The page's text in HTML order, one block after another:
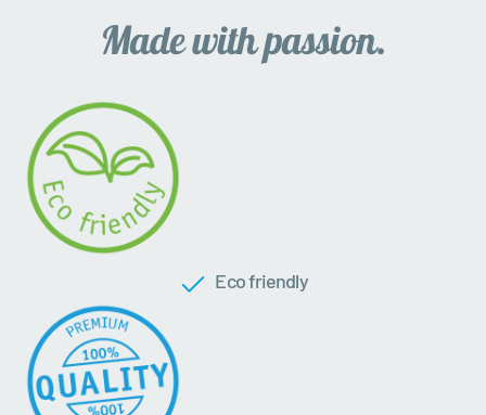
Eco friendly